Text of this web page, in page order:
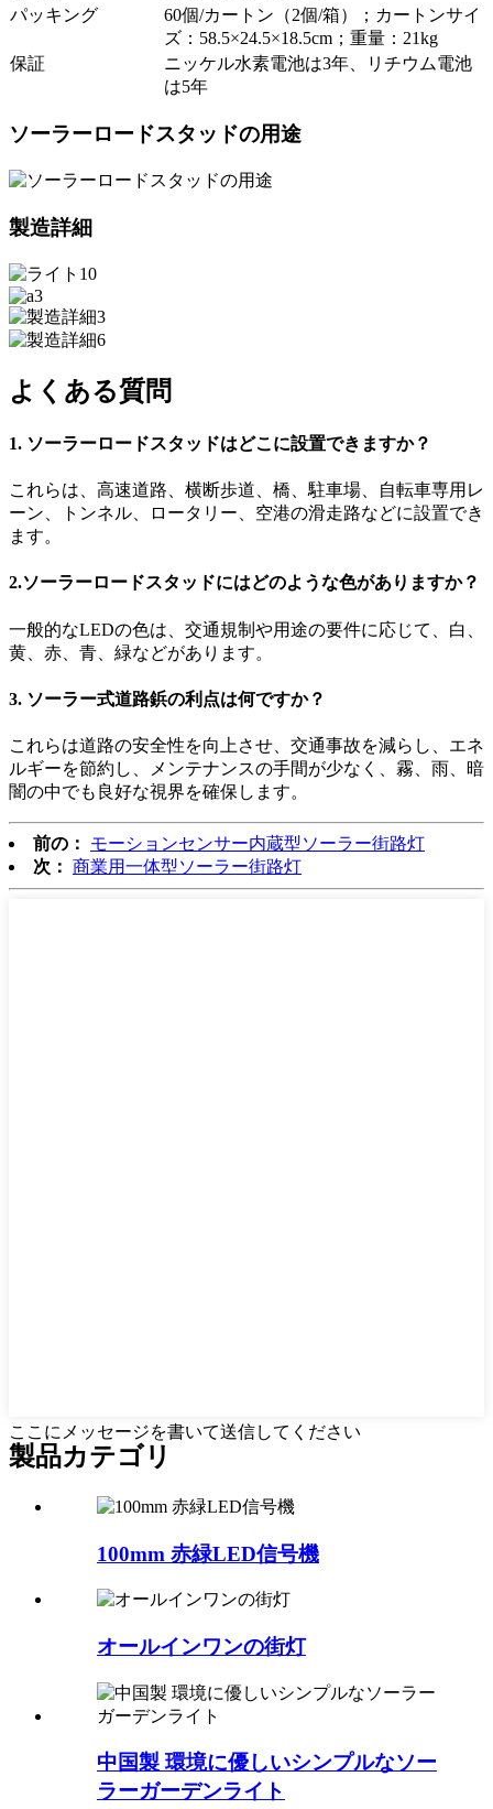
パッキング
60個/カートン（2個/箱）；カートンサイ
ズ：58.5×24.5×18.5cm；重量：21kg
保証
ニッケル水素電池は3年、リチウム電池
は5年
ソーラーロードスタッドの用途
製造詳細
よくある質問
1. ソーラーロードスタッドはどこに設置できますか？
これらは、高速道路、横断歩道、橋、駐車場、自転車専用レ
ーン、トンネル、ロータリー、空港の滑走路などに設置でき
ます。
2.ソーラーロードスタッドにはどのような色がありますか？
一般的なLEDの色は、交通規制や用途の要件に応じて、白、
黄、赤、青、緑などがあります。
3. ソーラー式道路鋲の利点は何ですか？
これらは道路の安全性を向上させ、交通事故を減らし、エネ
ルギーを節約し、メンテナンスの手間が少なく、霧、雨、暗
闇の中でも良好な視界を確保します。
前の：
モーションセンサー内蔵型ソーラー街路灯
次： 商業用一体型ソーラー街路灯
ここにメッセージを書いて送信してください
製品カテゴリ
100mm 赤緑LED信号機
オールインワンの街灯
中国製 環境に優しいシンプルなソー
ラーガーデンライト